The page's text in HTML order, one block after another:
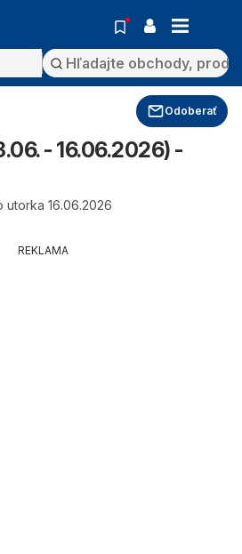
Odoberať
- 16.06.2026) -
16.06.2026
REKLAMA